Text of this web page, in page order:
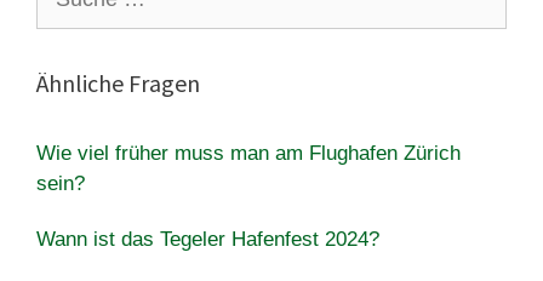
nach:
Ähnliche Fragen
Wie viel früher muss man am Flughafen Zürich
sein?
Wann ist das Tegeler Hafenfest 2024?